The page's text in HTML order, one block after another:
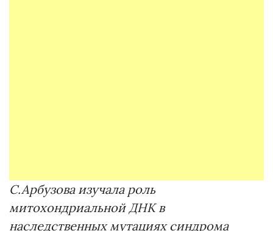
С.Арбузова изучала роль
митохондриальной ДНК в
наследственных мутациях синдрома